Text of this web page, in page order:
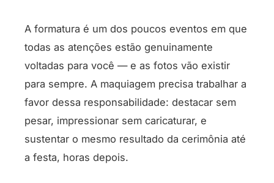
A formatura é um dos poucos eventos em que
todas as atenções estão genuinamente
voltadas para você — e as fotos vão existir
para sempre. A maquiagem precisa trabalhar a
favor dessa responsabilidade: destacar sem
pesar, impressionar sem caricaturar, e
sustentar o mesmo resultado da cerimônia até
a festa, horas depois.